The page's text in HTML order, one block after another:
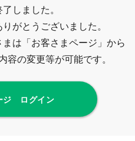
しました。
がとうございました。
は「お客さまページ」から
容の変更等が可能です。
ジ ログイン